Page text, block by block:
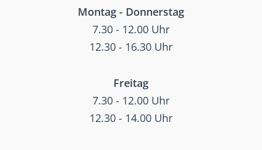
Montag - Donnerstag
7.30 - 12.00 Uhr
12.30 - 16.30 Uhr
Freitag
7.30 - 12.00 Uhr
12.30 - 14.00 Uhr